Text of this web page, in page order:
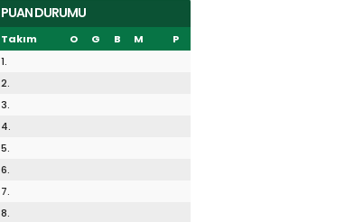
PUAN DURUMU
Takım O G B M
P
1.
2.
3.
4.
5.
6.
7.
8.